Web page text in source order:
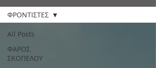
All Posts
ΦΑΡΟΣ
ΣΚΟΠΕΛΟΥ
ΦΡΟΝΤΙΣΤΕΣ